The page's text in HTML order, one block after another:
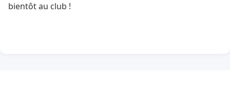
bientôt au club !